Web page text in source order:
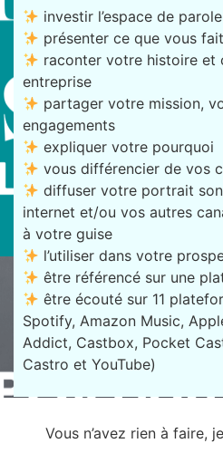
investir l’espace de
présenter ce que vous
raconter votre histoire et
entreprise
partager votre mission,
engagements
expliquer votre pourquoi
vous différencier de vos
diffuser votre portrait
internet et/ou vos autres
à votre guise
l’utiliser dans votre
être référencé sur une
être écouté sur 11
Spotify, Amazon Music,
Addict, Castbox, Pocket
Castro et YouTube)
Vous n’avez rien à faire,